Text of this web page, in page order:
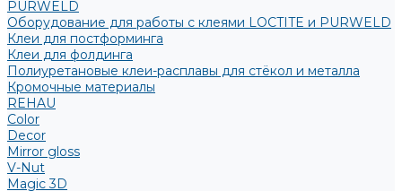
PURWELD
Оборудование для работы с клеями LOCTITE и PURWELD
Клеи для постформинга
Клеи для фолдинга
Полиуретановые клеи-расплавы для стёкол и металла
Кромочные материалы
REHAU
Color
Decor
Mirror gloss
V-Nut
Magic 3D